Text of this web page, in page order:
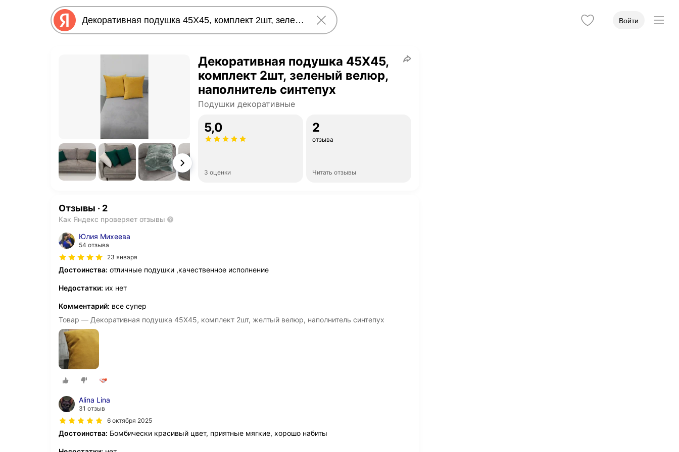
Войти
Декоративная подушка 45Х45,
комплект 2шт, зеленый велюр,
наполнитель синтепух
Подушки декоративные
5,0
3 оценки
2
отзыва
Читать отзывы
Отзывы · 2
Как Яндекс проверяет отзывы
Юлия Михеева
54 отзыва
23 января
Достоинства: отличные подушки ,качественное исполнение
Недостатки: их нет
Комментарий: все супер
Товар — Декоративная подушка 45Х45, комплект 2шт, желтый велюр, наполнитель синтепух
Alina Lina
31 отзыв
6 октября 2025
Достоинства: Бомбически красивый цвет, приятные мягкие, хорошо набиты